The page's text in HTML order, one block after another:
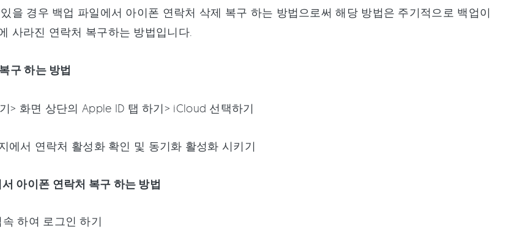
을 경우 백업 파일에서 아이폰 연락처 삭제 복구 하는 방법으로써 해당 방법은 주기적으로 백업이
사라진 연락처 복구하는 방법입니다.
구 하는 방법
> 화면 상단의 Apple ID 탭 하기> iCloud 선택하기
에서 연락처 활성화 확인 및 동기화 활성화 시키기
아이폰 연락처 복구 하는 방법
속 하여 로그인 하기